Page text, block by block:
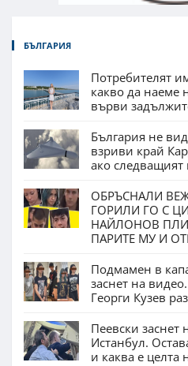
БЪЛГАРИЯ
Потребителят
какво да наеме
върви
България не
взриви край
ако следващият
ОБРЪСНАЛИ
ГОРИЛИ ГО С
НАЙЛОНОВ
ПАРИТЕ МУ И
Подмамен в
заснет на
Георги Кузев
Пеевски заснет
Истанбул.
и каква е целта